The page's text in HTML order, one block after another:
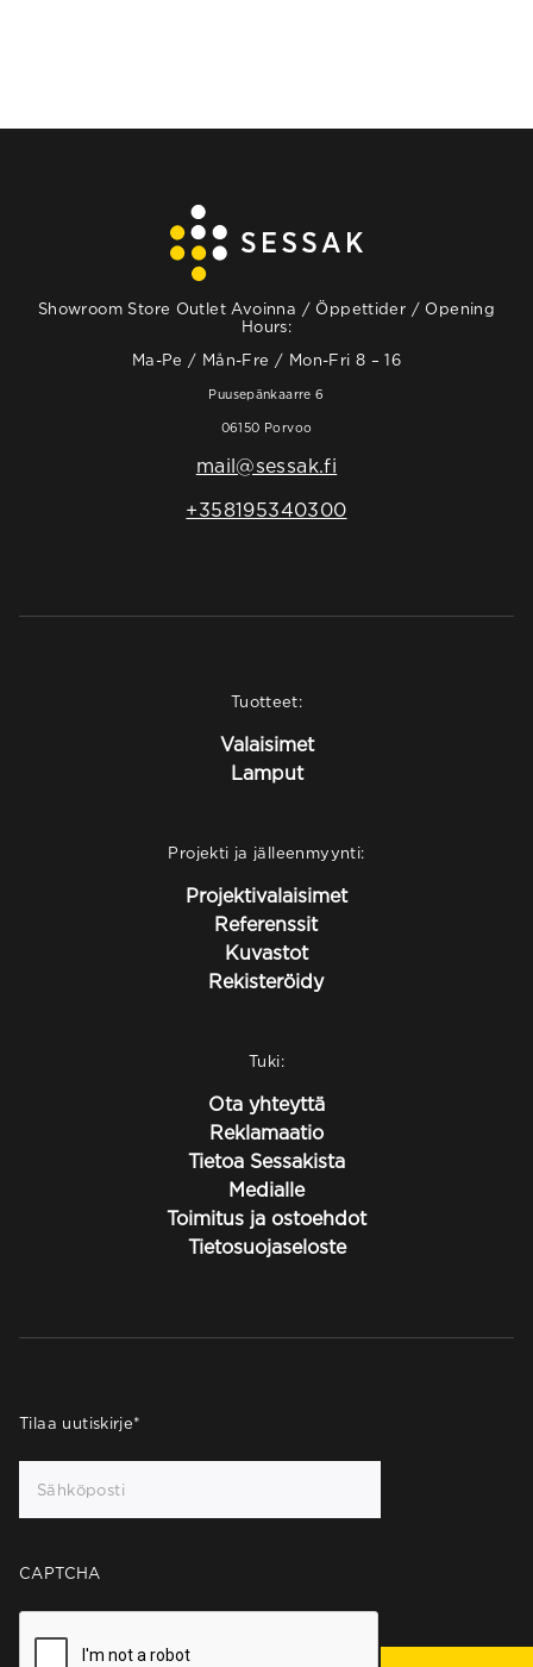
Showroom Store Outlet Avoinna / Öppettider / Opening
Hours:
Ma-Pe / Mån-Fre / Mon-Fri 8 – 16
Puusepänkaarre 6
06150 Porvoo
mail@sessak.fi
+358195340300
Tuotteet:
Valaisimet
Lamput
Projekti ja jälleenmyynti:
Projektivalaisimet
Referenssit
Kuvastot
Rekisteröidy
Tuki:
Ota yhteyttä
Reklamaatio
Tietoa Sessakista
Medialle
Toimitus ja ostoehdot
Tietosuojaseloste
Tilaa uutiskirje*
CAPTCHA